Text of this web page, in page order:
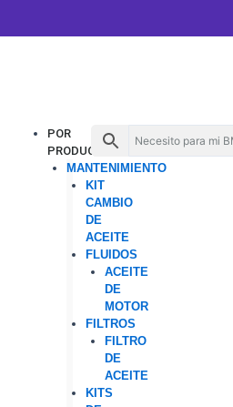
contenido
POR
PRODUCTO
MANTENIMIENTO
KIT
CAMBIO
DE
ACEITE
FLUIDOS
ACEITE
DE
MOTOR
FILTROS
FILTRO
DE
ACEITE
KITS
Menu